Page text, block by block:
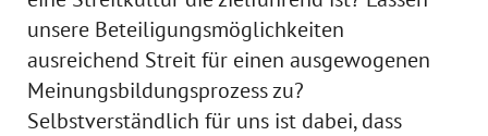
unsere Beteiligungsmöglichkeiten
ausreichend Streit für einen ausgewogenen
Meinungsbildungsprozess zu?
Selbstverständlich für uns ist dabei, dass